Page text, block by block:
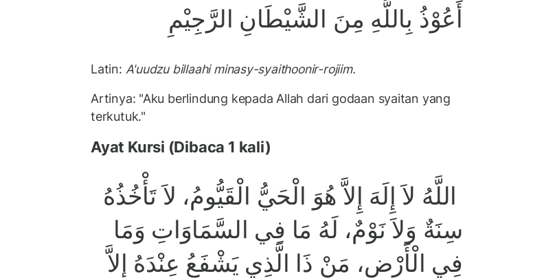
أَعُوْذُ بِاللَّهِ مِنَ الشَّيْطَانِ الرَّجِيْمِ
Latin: A'uudzu billaahi minasy-syaithoonir-rojiim.
Artinya: "Aku berlindung kepada Allah dari godaan syaitan yang
terkutuk."
Ayat Kursi (Dibaca 1 kali)
اللَّهُ لاَ إِلَهَ إِلاَّ هُوَ الْحَيُّ الْقَيُّومُ، لاَ تَأْخُذُهُ
سِنَةٌ وَلاَ نَوْمٌ، لَهُ مَا فِي السَّمَاوَاتِ وَمَا
فِي الْأَرْضِ، مَنْ ذَا الَّذِي يَشْفَعُ عِنْدَهُ إِلاَّ